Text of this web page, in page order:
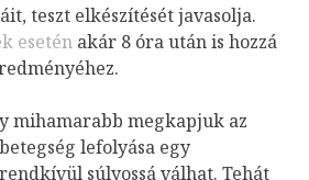
teszt elkészítését javasolja.
esetén akár 8 óra után is hozzá
mihamarabb megkapjuk az
lefolyása egy
súlyossá válhat. Tehát